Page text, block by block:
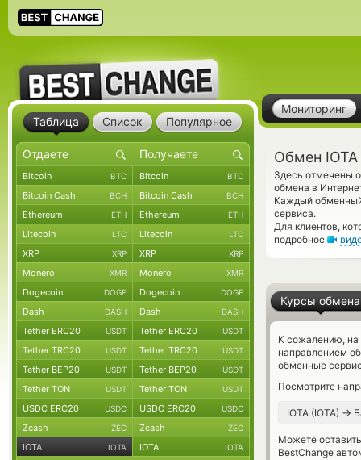
Мониторинг
Обмен IOTA
Здесь отмечены
обмена в
Каждый
сервиса.
Для клиентов,
подробное
Курсы обмена
К сожалению, на
направлением
обменные
Посмотрите
IOTA (IOTA) →
Можете
BestChange
Таблица Список Популярное
Bitcoin BTC Bitcoin BTC
Bitcoin Cash BCH Bitcoin Cash BCH
Ethereum ETH Ethereum ETH
Litecoin LTC Litecoin LTC
XRP XRP XRP XRP
Monero XMR Monero XMR
Dogecoin DOGE Dogecoin DOGE
Dash DASH Dash DASH
Tether ERC20 USDT Tether ERC20 USDT
Tether TRC20 USDT Tether TRC20 USDT
Tether BEP20 USDT Tether BEP20 USDT
Tether TON USDT Tether TON USDT
USDC ERC20 USDC USDC ERC20 USDC
Zcash ZEC Zcash ZEC
IOTA IOTA IOTA IOTA